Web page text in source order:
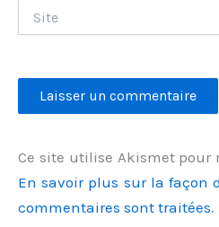
Ce site utilise Akismet pour
En savoir plus sur la façon
commentaires sont traitées.